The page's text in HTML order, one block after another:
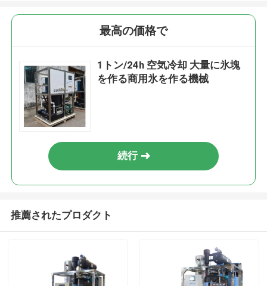
最高の価格で
1トン/24h 空気冷却 大量に氷塊
を作る商用氷を作る機械
続行
推薦されたプロダクト